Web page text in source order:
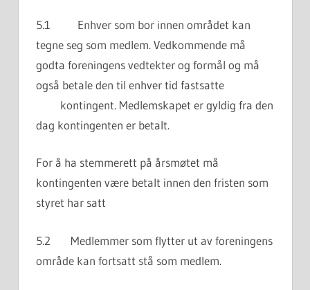
5.1 Enhver som bor innen området kan
tegne seg som medlem. Vedkommende må
godta foreningens vedtekter og formål og må
også betale den til enhver tid fastsatte
kontingent. Medlemskapet er gyldig fra den
dag kontingenten er betalt.
For å ha stemmerett på årsmøtet må
kontingenten være betalt innen den fristen som
styret har satt
5.2 Medlemmer som flytter ut av foreningens
område kan fortsatt stå som medlem.